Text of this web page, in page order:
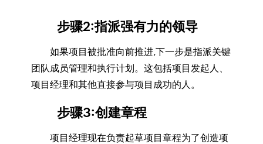
步骤2:指派强有力的领导
如果项目被批准向前推进,下一步是指派关键
团队成员管理和执行计划。这包括项目发起人、
项目经理和其他直接参与项目成功的人。
步骤3:创建章程
项目经理现在负责起草项目章程为了创造项